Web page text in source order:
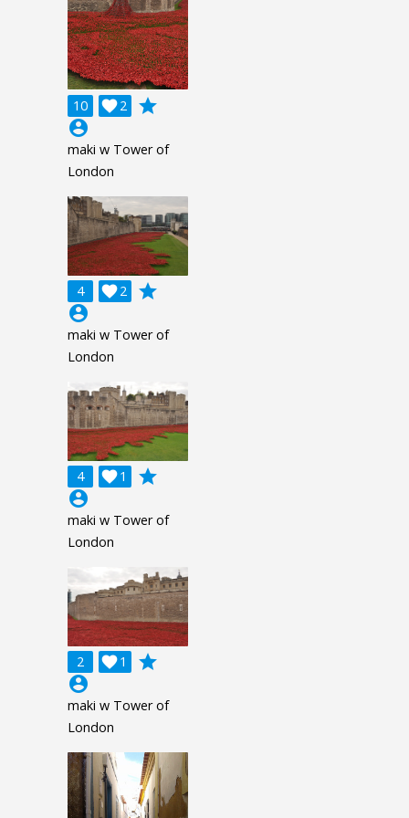
10 2

grade
account_circle
maki w Tower of
London
4 2

grade
account_circle
maki w Tower of
London
4 1

grade
account_circle
maki w Tower of
London
2 1

grade
account_circle
maki w Tower of
London